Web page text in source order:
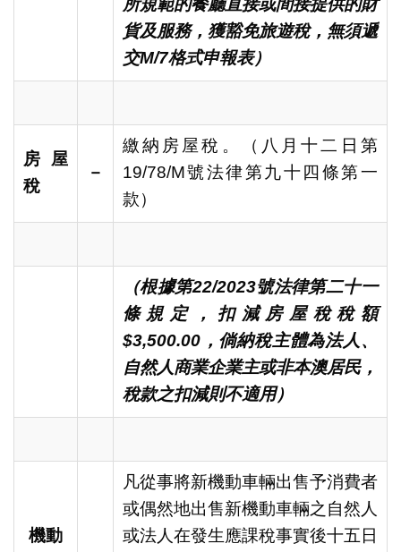
所規範的餐廳直接或間接提供的財
貨及服務，獲豁免旅遊稅，無須遞
交M/7格式申報表）
房屋
稅
－
繳納房屋稅。（八月十二日第
19/78/M號法律第九十四條第一
款）
（根據第22/2023號法律第二十一
條規定，扣減房屋稅稅額
$3,500.00，倘納稅主體為法人、
自然人商業企業主或非本澳居民，
稅款之扣減則不適用）
機動
凡從事將新機動車輛出售予消費者
或偶然地出售新機動車輛之自然人
或法人在發生應課稅事實後十五日